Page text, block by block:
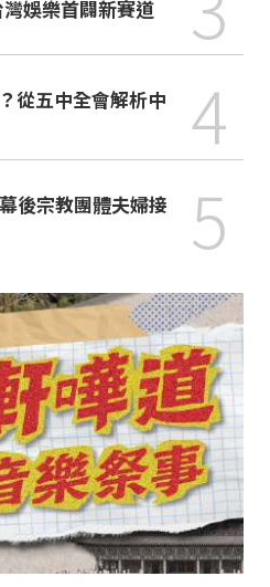
娛樂首闢新賽道
4
後宗教團體夫婦接
5